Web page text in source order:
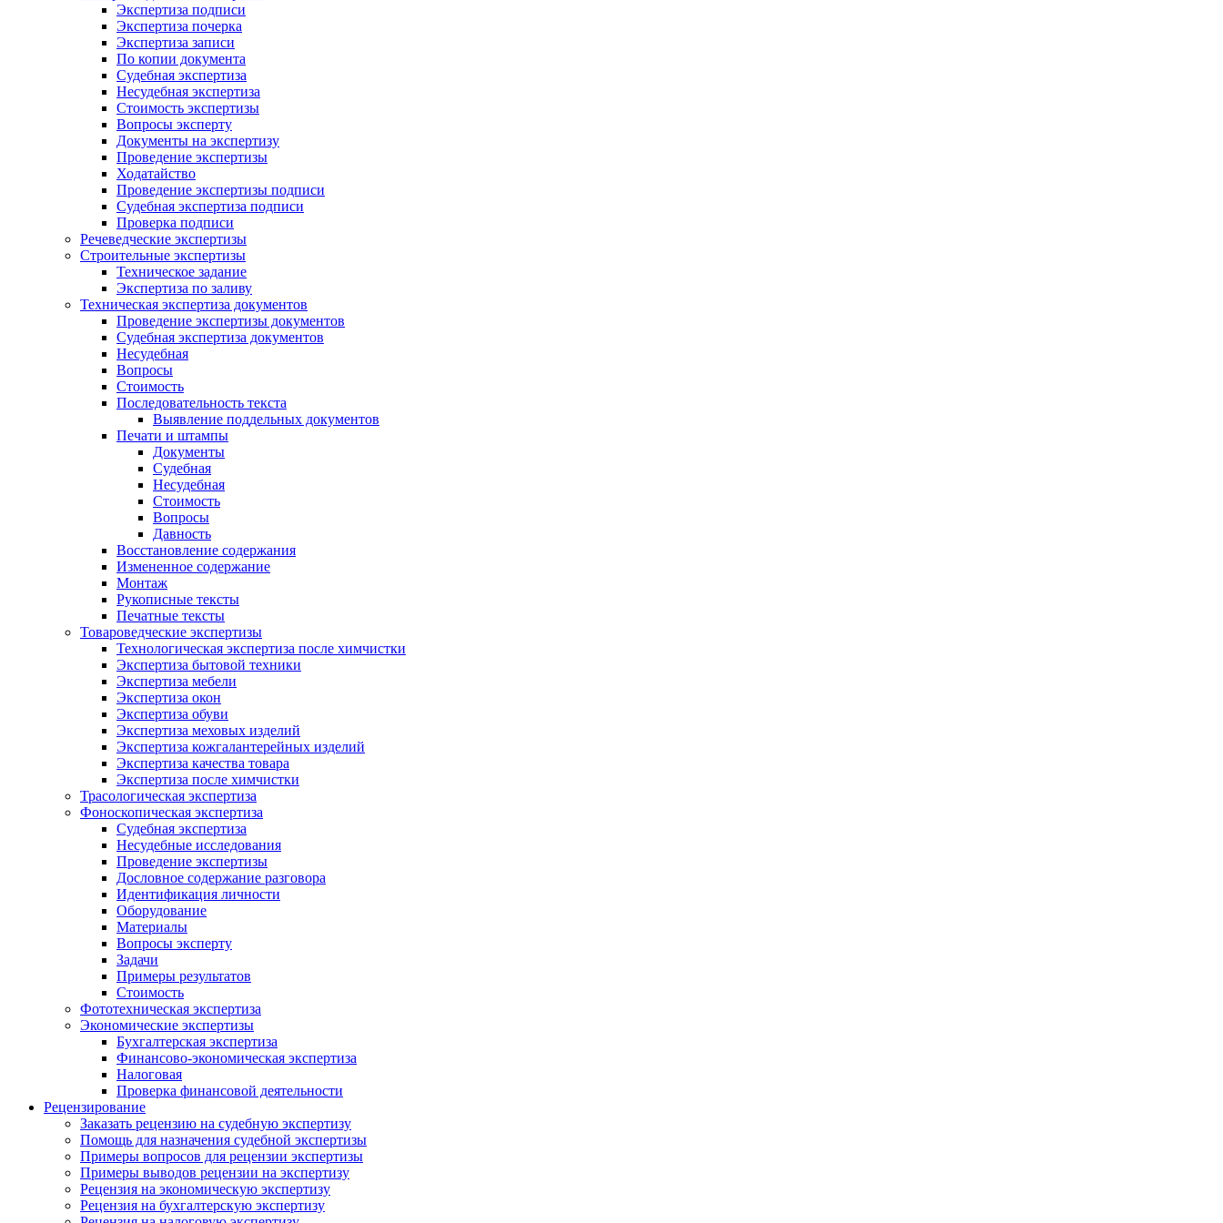
Экспертиза подписи
Экспертиза почерка
Экспертиза записи
По копии документа
Судебная экспертиза
Несудебная экспертиза
Стоимость экспертизы
Вопросы эксперту
Документы на экспертизу
Проведение экспертизы
Ходатайство
Проведение экспертизы подписи
Судебная экспертиза подписи
Проверка подписи
Речеведческие экспертизы
Строительные экспертизы
Техническое задание
Экспертиза по заливу
Техническая экспертиза документов
Проведение экспертизы документов
Судебная экспертиза документов
Несудебная
Вопросы
Стоимость
Последовательность текста
Выявление поддельных документов
Печати и штампы
Документы
Судебная
Несудебная
Стоимость
Вопросы
Давность
Восстановление содержания
Измененное содержание
Монтаж
Рукописные тексты
Печатные тексты
Товароведческие экспертизы
Технологическая экспертиза после химчистки
Экспертиза бытовой техники
Экспертиза мебели
Экспертиза окон
Экспертиза обуви
Экспертиза меховых изделий
Экспертиза кожгалантерейных изделий
Экспертиза качества товара
Экспертиза после химчистки
Трасологическая экспертиза
Фоноскопическая экспертиза
Судебная экспертиза
Несудебные исследования
Проведение экспертизы
Дословное содержание разговора
Идентификация личности
Оборудование
Материалы
Вопросы эксперту
Задачи
Примеры результатов
Стоимость
Фототехническая экспертиза
Экономические экспертизы
Бухгалтерская экспертиза
Финансово-экономическая экспертиза
Налоговая
Проверка финансовой деятельности
Рецензирование
Заказать рецензию на судебную экспертизу
Помощь для назначения судебной экспертизы
Примеры вопросов для рецензии экспертизы
Примеры выводов рецензии на экспертизу
Рецензия на экономическую экспертизу
Рецензия на бухгалтерскую экспертизу